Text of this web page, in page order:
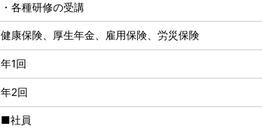
・各種研修の受講
健康保険、厚生年金、雇用保険、労災保険
年1回
年2回
■社員